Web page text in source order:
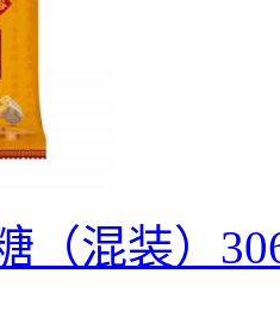
（混装）